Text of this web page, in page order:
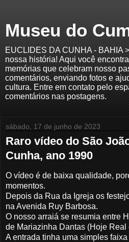
Museu do
EUCLIDES DA CUNHA - BAHIA
nossa história! Aqui você
memórias que celebram nosso
comentários, enviando fotos e
cultura. Entre em contato pelo
comentários nas postagens.
sábado, 17 de junho de 2023
Raro vídeo do São
Cunha, ano 1990
O vídeo é de baixa qualidade,
momentos.
Depois da Rua da Igreja os
na Avenida Ruy Barbosa.
O nosso arraiá se resumia entre
de Mariazinha Dantas (Hoje Real
A entrada tinha uma simples